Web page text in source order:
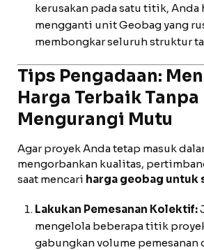
kerusakan pada satu titik, Anda
mengganti unit Geobag yang
membongkar seluruh struktur
Tips Pengadaan:
Harga Terbaik Tanpa
Mengurangi Mutu
Agar proyek Anda tetap masuk
mengorbankan kualitas,
saat mencari harga geobag untuk
Lakukan Pemesanan Kolektif:
mengelola beberapa titik
gabungkan volume pemesanan